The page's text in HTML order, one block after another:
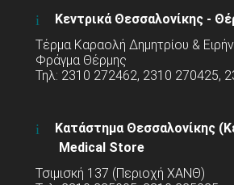
Κεντρικά Θεσσαλονίκης -
Τέρμα Καραολή Δημητρίου &
Φράγμα Θέρμης
Τηλ: 2310 272462, 2310 270425,
Κατάστημα Θεσσαλονίκης
Medical Store
Τσιμισκή 137 (Περιοχή ΧΑΝΘ)